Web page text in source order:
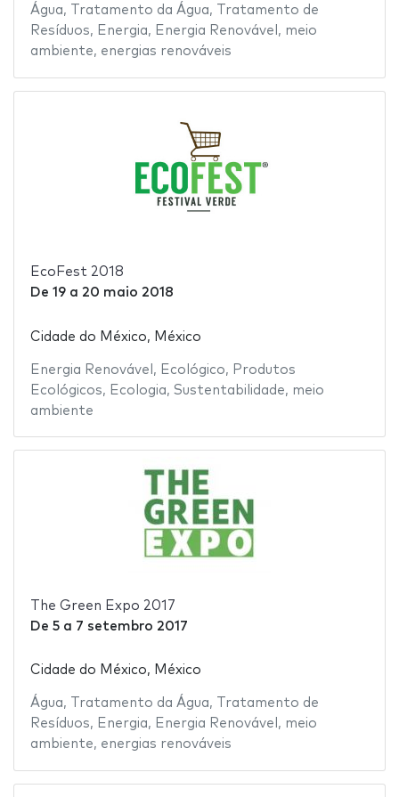
Água, Tratamento da Água,
Tratamento de
Resíduos, Energia, Energia Renovável , meio
ambiente, energias renováveis
EcoFest 2018
De 19a 20 maio 2018
Cidade do México, México
Energia Renovável , Ecológico, Produtos
Ecológicos, Ecologia, Sustentabilidade, meio
ambiente
The Green Expo 2017
De 5a 7 setembro 2017
Cidade do México, México
Água, Tratamento da Água,
Tratamento de
Resíduos, Energia, Energia Renovável , meio
ambiente, energias renováveis